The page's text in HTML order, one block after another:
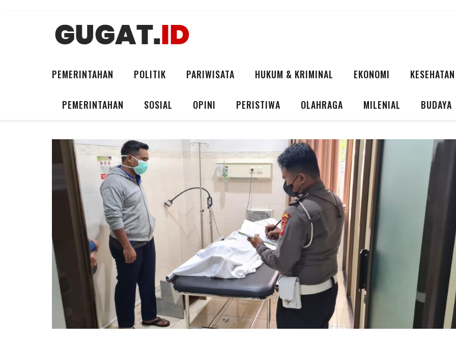
PEMERINTAHAN POLITIK PARIWISATA HUKUM & KRIMINAL EKONOMI KESEHATAN
PEMERINTAHAN SOSIAL OPINI PERISTIWA OLAHRAGA MILENIAL BUDAYA